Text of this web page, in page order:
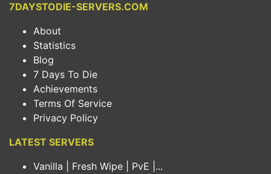
7DAYSTODIE-SERVERS.COM
About
Statistics
Blog
7 Days To Die
Achievements
Terms Of Service
Privacy Policy
LATEST SERVERS
Vanilla | Fresh Wipe | PvE |...